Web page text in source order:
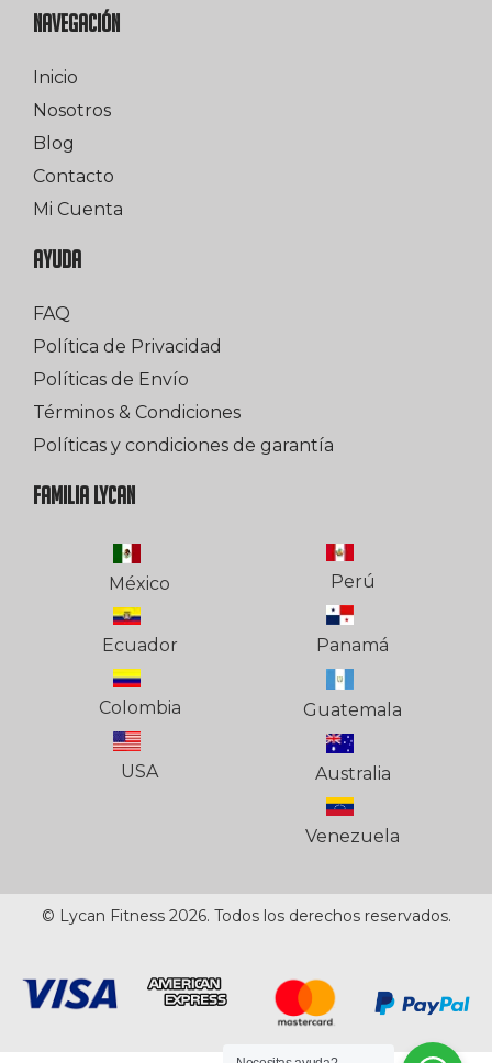
NAVEGACIÓN
Inicio
Nosotros
Blog
Contacto
Mi Cuenta
AYUDA
FAQ
Política de Privacidad
Políticas de Envío
Términos & Condiciones
Políticas y condiciones de garantía
FAMILIA LYCAN
México
Ecuador
Colombia
USA
Perú
Panamá
Guatemala
Australia
Venezuela
© Lycan Fitness 2026. Todos los derechos reservados.